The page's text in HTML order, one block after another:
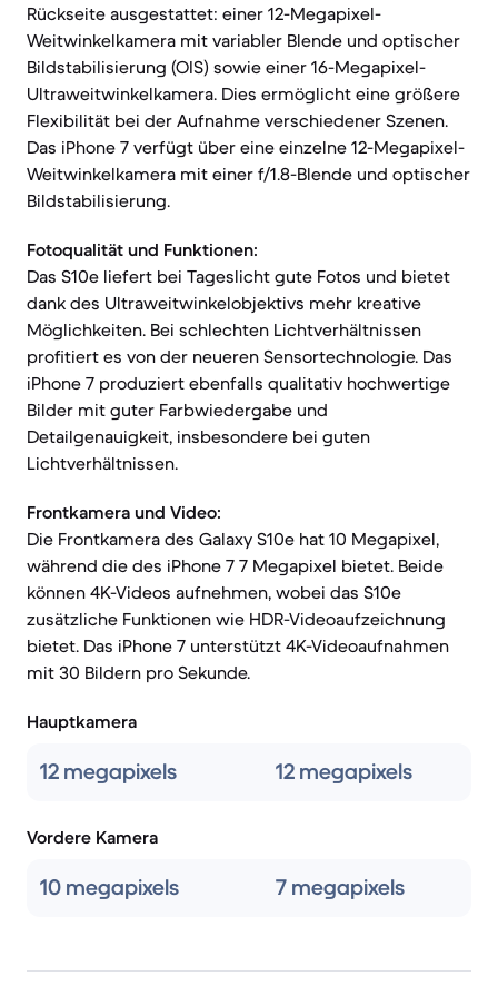
Rückseite ausgestattet: einer 12-Megapixel-
Weitwinkelkamera mit variabler Blende und optischer
Bildstabilisierung (OIS) sowie einer 16-Megapixel-
Ultraweitwinkelkamera. Dies ermöglicht eine größere
Flexibilität bei der Aufnahme verschiedener Szenen.
Das iPhone 7 verfügt über eine einzelne 12-Megapixel-
Weitwinkelkamera mit einer f/1.8-Blende und optischer
Bildstabilisierung.
Fotoqualität und Funktionen:
Das S10e liefert bei Tageslicht gute Fotos und bietet
dank des Ultraweitwinkelobjektivs mehr kreative
Möglichkeiten. Bei schlechten Lichtverhältnissen
profitiert es von der neueren Sensortechnologie. Das
iPhone 7 produziert ebenfalls qualitativ hochwertige
Bilder mit guter Farbwiedergabe und
Detailgenauigkeit, insbesondere bei guten
Lichtverhältnissen.
Frontkamera und Video:
Die Frontkamera des Galaxy S10e hat 10 Megapixel,
während die des iPhone 7 7 Megapixel bietet. Beide
können 4K-Videos aufnehmen, wobei das S10e
zusätzliche Funktionen wie HDR-Videoaufzeichnung
bietet. Das iPhone 7 unterstützt 4K-Videoaufnahmen
mit 30 Bildern pro Sekunde.
Hauptkamera
12 megapixels 12 megapixels
Vordere Kamera
10 megapixels 7 megapixels